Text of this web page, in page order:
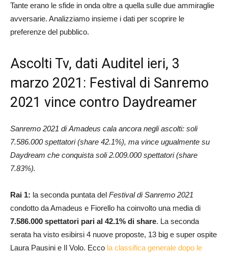
Tante erano le sfide in onda oltre a quella sulle due ammiraglie
avversarie. Analizziamo insieme i dati per scoprire le
preferenze del pubblico.
Ascolti Tv, dati Auditel ieri, 3
marzo 2021: Festival di Sanremo
2021 vince contro Daydreamer
Sanremo 2021 di Amadeus cala ancora negli ascolti: soli
7.586.000 spettatori (share 42.1%), ma vince ugualmente su
Daydream che conquista soli 2.009.000 spettatori (share
7.83%).
Rai 1: la seconda puntata del Festival di Sanremo 2021
condotto da Amadeus e Fiorello ha coinvolto una media di
7.586.000 spettatori pari al 42.1% di share. La seconda
serata ha visto esibirsi 4 nuove proposte, 13 big e super ospite
Laura Pausini e Il Volo. Ecco la classifica generale dopo le